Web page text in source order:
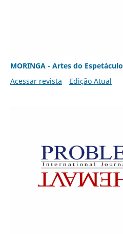
MORINGA - Artes do Espetáculo
Acessar revista
Edição Atual